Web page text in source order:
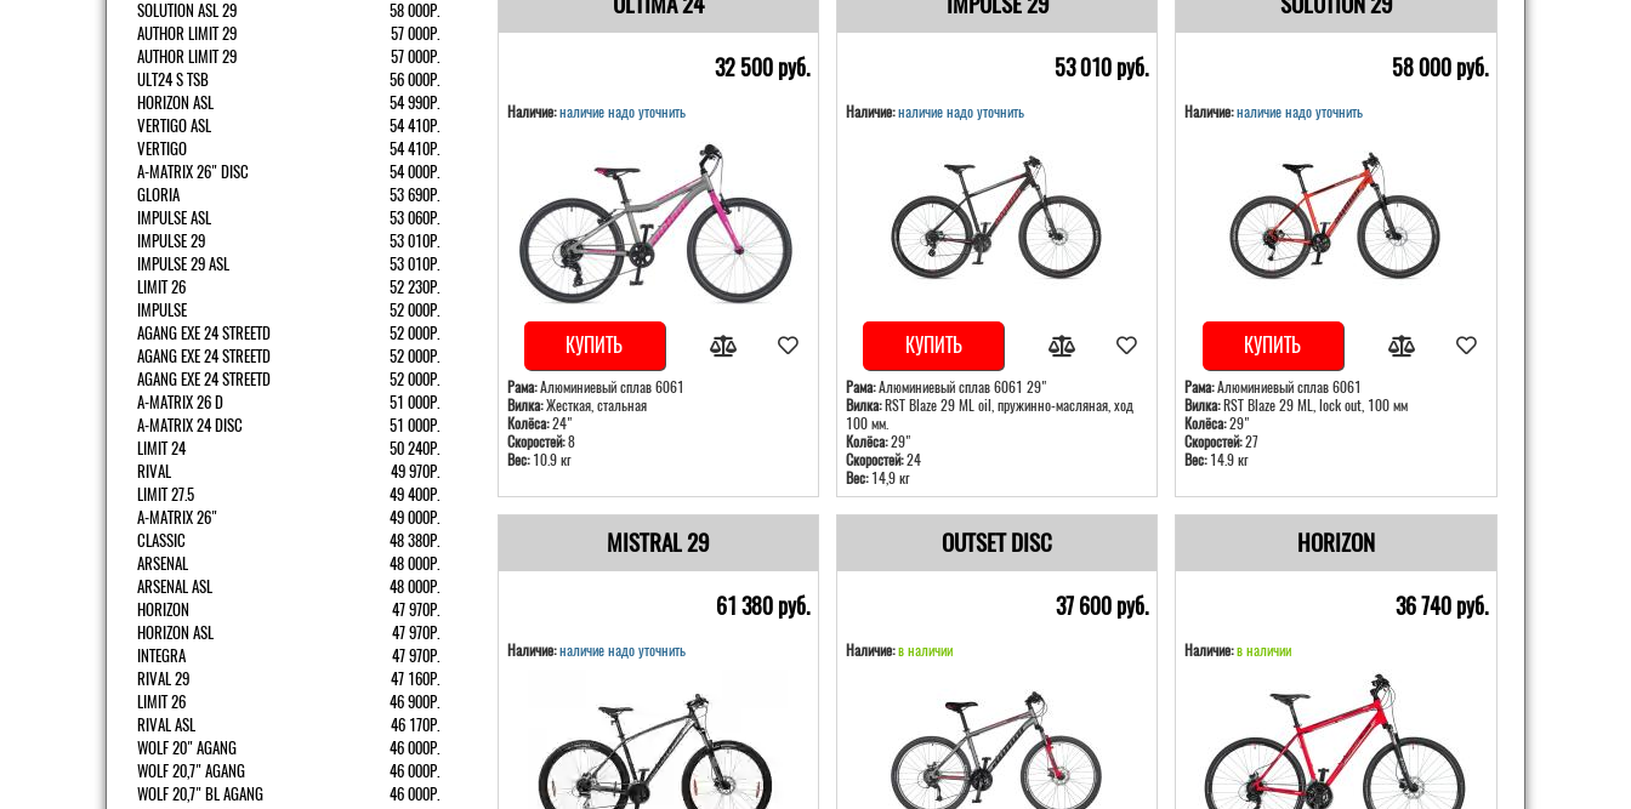
SOLUTION ASL 29
58 000Р.
AUTHOR LIMIT 29
57 000Р.
AUTHOR LIMIT 29
57 000Р.
ULT24 S TSB
56 000Р.
HORIZON ASL
54 990Р.
VERTIGO ASL
54 410Р.
VERTIGO
54 410Р.
A-MATRIX 26" DISC
54 000Р.
GLORIA
53 690Р.
IMPULSE ASL
53 060Р.
IMPULSE 29
53 010Р.
IMPULSE 29 ASL
53 010Р.
LIMIT 26
52 230Р.
IMPULSE
52 000Р.
AGANG EXE 24 STREETD
52 000Р.
AGANG EXE 24 STREETD
52 000Р.
AGANG EXE 24 STREETD
52 000Р.
A-MATRIX 26 D
51 000Р.
A-MATRIX 24 DISC
51 000Р.
LIMIT 24
50 240Р.
RIVAL
49 970Р.
LIMIT 27.5
49 400Р.
A-MATRIX 26"
49 000Р.
CLASSIC
48 380Р.
ARSENAL
48 000Р.
ARSENAL ASL
48 000Р.
HORIZON
47 970Р.
HORIZON ASL
47 970Р.
INTEGRA
47 970Р.
RIVAL 29
47 160Р.
LIMIT 26
46 900Р.
RIVAL ASL
46 170Р.
WOLF 20" AGANG
46 000Р.
WOLF 20,7" AGANG
46 000Р.
WOLF 20,7" BL AGANG
46 000Р.
32 500 pуб.
Наличие: наличие надо уточнить
КУПИТЬ
Рама:Алюминиевый сплав 6061
Вилка:Жесткая, стальная
Колёса:24"
Скоростей:8
Вес:10.9 кг
53 010 pуб.
Наличие:наличие надо уточнить
КУПИТЬ
Рама:Алюминиевый сплав 6061 29"
Вилка:RST Blaze 29 ML oil, пружинно-масляная, ход
100 мм.
Колёса:29"
Скоростей:24
Вес:14,9 кг
58 000 pуб.
Наличие:наличие надо уточнить
КУПИТЬ
Рама:Алюминиевый сплав 6061
Вилка:RST Blaze 29 ML, lock out, 100 мм
Колёса:29"
Скоростей:27
Вес:14.9 кг
MISTRAL 29
61 380 pуб.
Наличие: наличие надо уточнить
OUTSET DISC
37 600 pуб.
Наличие:в наличии
HORIZON
36 740 pуб.
Наличие:в наличии